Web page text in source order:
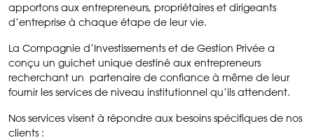
apportons aux entrepreneurs, propriétaires et dirigeants
d’entreprise à chaque étape de leur vie.
La Compagnie d’Investissements et de Gestion Privée a
conçu un guichet unique destiné aux entrepreneurs
recherchant un partenaire de confiance à même de leur
fournir les services de niveau institutionnel qu’ils attendent.
Nos services visent à répondre aux besoins spécifiques de nos
clients :